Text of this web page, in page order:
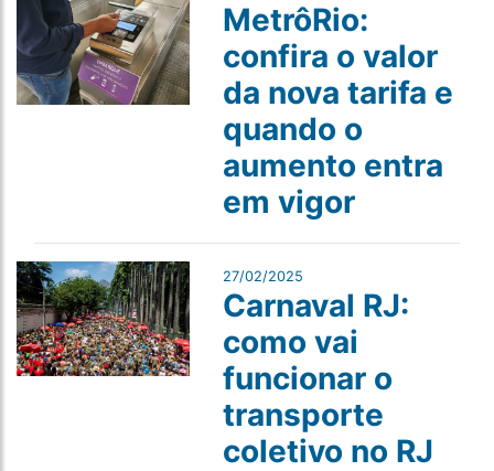
MetrôRio:
confira o valor
da nova tarifa e
quando o
aumento entra
em vigor
27/02/2025
Carnaval RJ:
como vai
funcionar o
transporte
coletivo no RJ